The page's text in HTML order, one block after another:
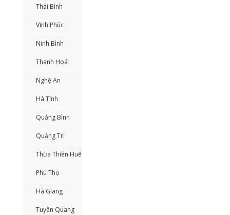
Thái Bình
Vĩnh Phúc
Ninh Bình
Thanh Hoá
Nghệ An
Hà Tĩnh
Quảng Bình
Quảng Trị
Thừa Thiên Huế
Phú Thọ
Hà Giang
Tuyên Quang